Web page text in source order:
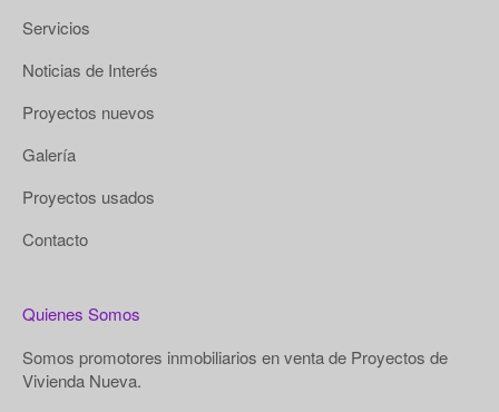
Servicios
Noticias de Interés
Proyectos nuevos
Galería
Proyectos usados
Contacto
Quienes Somos
Somos promotores inmobiliarios en venta de Proyectos de
Vivienda Nueva.